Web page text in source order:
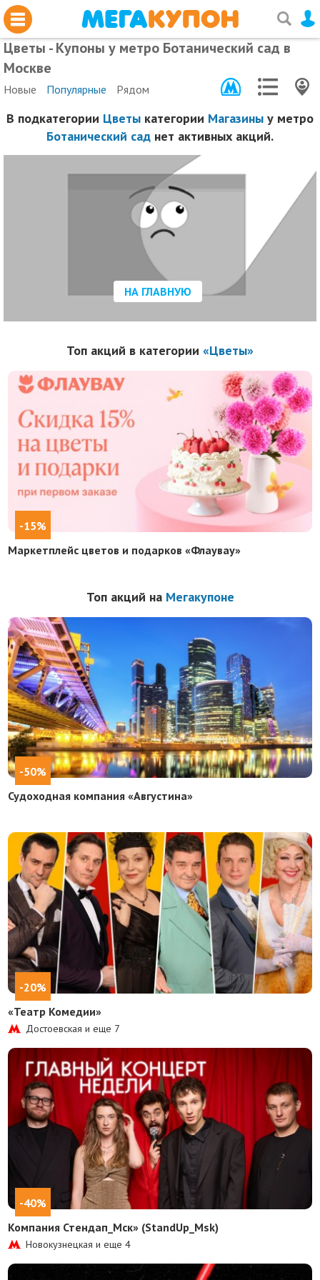
Цветы - Купоны у метро Ботанический сад в
Москве
Новые Популярные Рядом
В подкатегории Цветы категории Магазины у метро
Ботанический сад нет активных акций.
НА ГЛАВНУЮ
Топ акций в категории «Цветы»
-15%
Маркетплейс цветов и подарков «Флаувау»
Топ акций на Мегакупоне
-50%
Судоходная компания «Августина»
-20%
«Театр Комедии»
Достоевская и еще 7
-40%
Компания Стендап_Мск» (StandUp_Msk)
Новокузнецкая и еще4